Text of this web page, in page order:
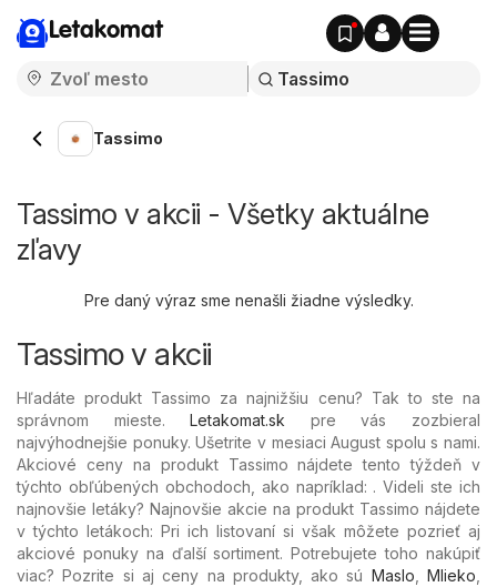
Letakomat
Tassimo
Tassimo v akcii - Všetky aktuálne
zľavy
Pre daný výraz sme nenašli žiadne výsledky.
Tassimo v akcii
Hľadáte produkt Tassimo za najnižšiu cenu? Tak to ste na
správnom mieste.Letakomat.sk pre vás zozbieral
najvýhodnejšie ponuky. Ušetrite v mesiaci August spolu s nami.
Akciové ceny na produkt Tassimo nájdete tento týždeň v
týchto obľúbených obchodoch, ako napríklad: . Videli ste ich
najnovšie letáky? Najnovšie akcie na produkt Tassimo nájdete
v týchto letákoch: Pri ich listovaní si však môžete pozrieť aj
akciové ponuky na ďalší sortiment. Potrebujete toho nakúpiť
viac? Pozrite si aj ceny na produkty, ako sú Maslo ,Mlieko